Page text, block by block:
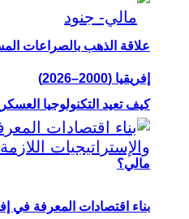
كيف تعيد التكنولوجيا
مالي؟
علاقة الذهب بالصراعات
إفريقيا (2000–2026)
بناء اقتصادات المعرفة في